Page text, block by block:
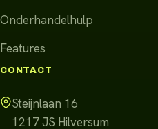
Onderhandelhulp
Features
CONTACT
Steijnlaan 16
1217 JS Hilversum